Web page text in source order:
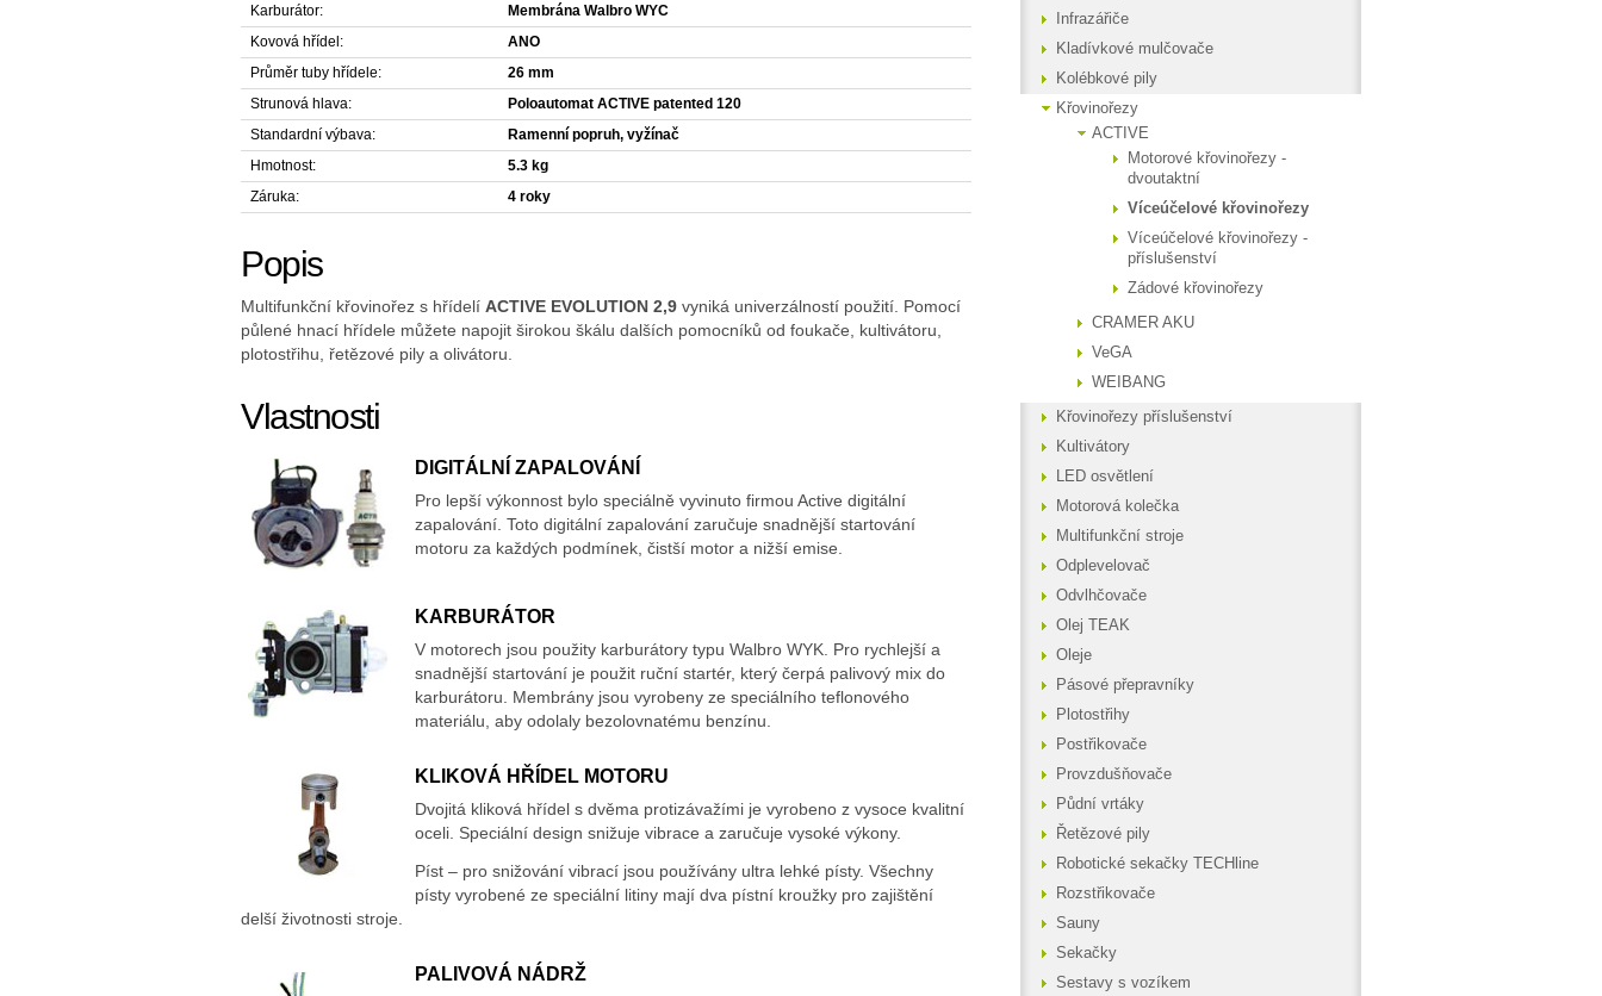
Karburátor:
Membrána Walbro WYC
Kovová hřídel:
ANO
Průměr tuby hřídele:
26 mm
Strunová hlava:
Poloautomat ACTIVE patented 120
Standardní výbava:
Ramenní popruh, vyžínač
Hmotnost:
5.3 kg
Záruka:
4 roky
Popis
Multifunkční křovinořez s hřídelí ACTIVE EVOLUTION 2,9 vyniká univerzálností použití. Pomocí
půlené hnací hřídele můžete napojit širokou škálu dalších pomocníků od foukače, kultivátoru,
plotostřihu, řetězové pily a olivátoru.
Vlastnosti
DIGITÁLNÍ ZAPALOVÁNÍ
Pro lepší výkonnost bylo speciálně vyvinuto firmou Active digitální
zapalování. Toto digitální zapalování zaručuje snadnější startování
motoru za každých podmínek, čistší motor a nižší emise.
KARBURÁTOR
V motorech jsou použity karburátory typu Walbro WYK. Pro rychlejší a
snadnější startování je použit ruční startér, který čerpá palivový mix do
karburátoru. Membrány jsou vyrobeny ze speciálního teflonového
materiálu, aby odolaly bezolovnatému benzínu.
KLIKOVÁ HŘÍDEL MOTORU
Dvojitá kliková hřídel s dvěma protizávažími je vyrobeno z vysoce kvalitní
oceli. Speciální design snižuje vibrace a zaručuje vysoké výkony.
Píst – pro snižování vibrací jsou používány ultra lehké písty. Všechny
písty vyrobené ze speciální litiny mají dva pístní kroužky pro zajištění
delší životnosti stroje.
PALIVOVÁ NÁDRŽ
Infrazářiče
Kladívkové mulčovače
Kolébkové pily
Křovinořezy
ACTIVE
Motorové křovinořezy -
dvoutaktní
Víceúčelové křovinořezy
Víceúčelové křovinořezy -
příslušenství
Zádové křovinořezy
CRAMER AKU
VeGA
WEIBANG
Křovinořezy příslušenství
Kultivátory
LED osvětlení
Motorová kolečka
Multifunkční stroje
Odplevelovač
Odvlhčovače
Olej TEAK
Oleje
Pásové přepravníky
Plotostřihy
Postřikovače
Provzdušňovače
Půdní vrtáky
Řetězové pily
Robotické sekačky TECHline
Rozstřikovače
Sauny
Sekačky
Sestavy s vozíkem